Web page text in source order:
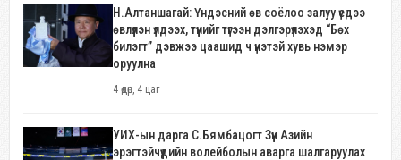
Н.Алтаншагай: Үндэсний өв соёлоо залуу үедээ
өвлүүлэн үлдээх, түүнийг түгээн дэлгэрүүлэхэд “Бөх
билэгт” дэвжээ цаашид ч үнэтэй хувь нэмэр
оруулна
4 өдөр, 4 цаг
УИХ-ын дарга С.Бямбацогт Зүүн Азийн
эрэгтэйчүүдийн волейболын аварга шалгаруулах